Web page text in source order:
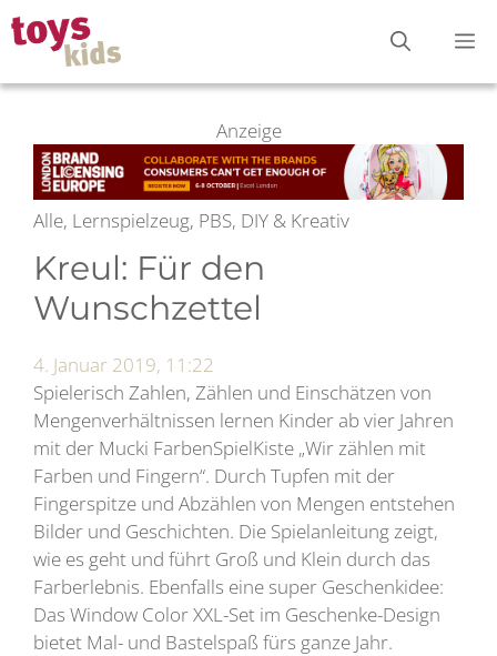
Zum
Inhalt
springen
Anzeige
Alle, Lernspielzeug, PBS, DIY & Kreativ
Kreul: Für den
Wunschzettel
4. Januar 2019, 11:22
Spielerisch Zahlen, Zählen und Einschätzen von
Mengenverhältnissen lernen Kinder ab vier Jahren
mit der Mucki FarbenSpielKiste „Wir zählen mit
Farben und Fingern“. Durch Tupfen mit der
Fingerspitze und Abzählen von Mengen entstehen
Bilder und Geschichten. Die Spielanleitung zeigt,
wie es geht und führt Groß und Klein durch das
Farberlebnis. Ebenfalls eine super Geschenkidee:
Das Window Color XXL-Set im Geschenke-Design
bietet Mal- und Bastelspaß fürs ganze Jahr.